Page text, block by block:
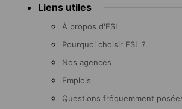
Liens utiles
À propos d'ESL
Pourquoi choisir ESL ?
Nos agences
Emplois
Questions fréquemment